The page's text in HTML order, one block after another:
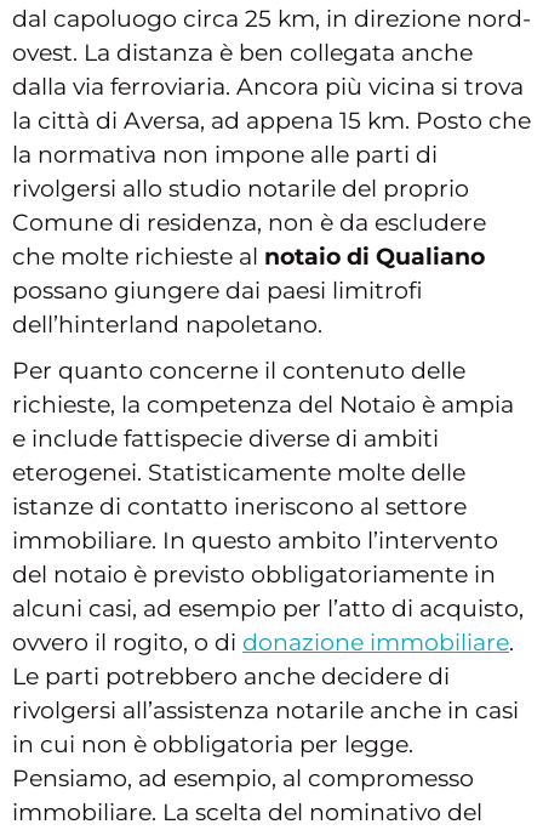
dal capoluogo circa 25 km, in direzione nord-
ovest. La distanza è ben collegata anche
dalla via ferroviaria. Ancora più vicina si trova
la città di Aversa, ad appena 15 km. Posto che
la normativa non impone alle parti di
rivolgersi allo studio notarile del proprio
Comune di residenza, non è da escludere
che molte richieste al notaio di Qualiano
possano giungere dai paesi limitrofi
dell’hinterland napoletano.
Per quanto concerne il contenuto delle
richieste, la competenza del Notaio è ampia
e include fattispecie diverse di ambiti
eterogenei. Statisticamente molte delle
istanze di contatto ineriscono al settore
immobiliare. In questo ambito l’intervento
del notaio è previsto obbligatoriamente in
alcuni casi, ad esempio per l’atto di acquisto,
ovvero il rogito, o di donazione immobiliare.
Le parti potrebbero anche decidere di
rivolgersi all’assistenza notarile anche in casi
in cui non è obbligatoria per legge.
Pensiamo, ad esempio, al compromesso
immobiliare. La scelta del nominativo del